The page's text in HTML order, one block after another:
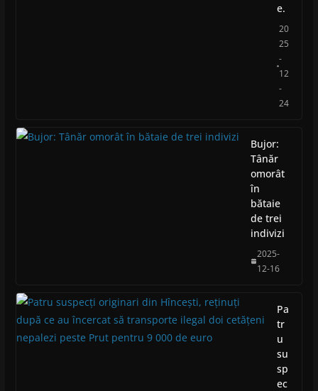
e.
20
25
-
12
-
24
Bujor:
Tânăr
omorât
în
bătaie
de trei
indivizi
2025-
12-16
Pa
tr
u
su
sp
ec